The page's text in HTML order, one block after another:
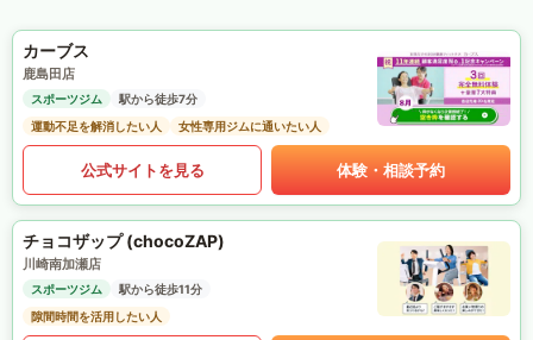
カーブス
鹿島田店
スポーツジム
駅から徒歩7分
運動不足を解消したい人
女性専用ジムに通いたい人
公式サイトを見る 体験・相談予約
チョコザップ (chocoZAP)
川崎南加瀬店
スポーツジム
駅から徒歩11分
隙間時間を活用したい人